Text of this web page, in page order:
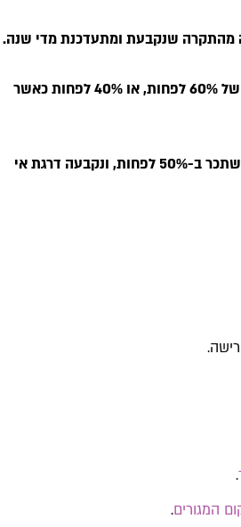
מהתקרה שנקבעת ומתעדכנת מדי שנה.
של 60% לפחות, או 40% לפחות כאשר
ולהשתכר ב-50% לפחות, ונקבעה דרגת אי
.
המגורים.